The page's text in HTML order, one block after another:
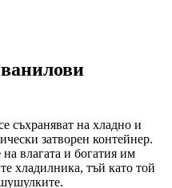
съхраняват на хладно и
затворен контейнер.
на влагата и богатия им
хладилника, тъй като той